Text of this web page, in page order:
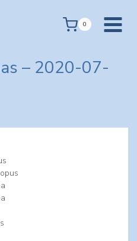
0
– 2020-07-